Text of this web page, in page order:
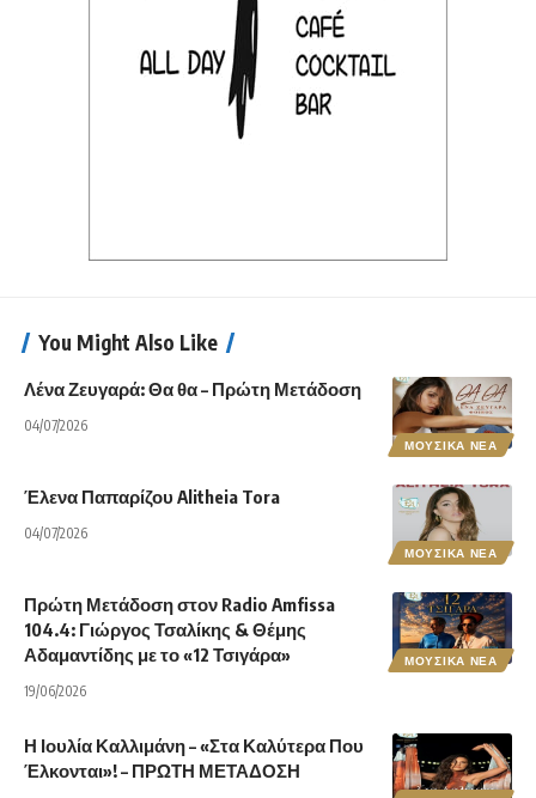
You Might Also Like
ΜΟΥΣΙΚΑ ΝΕΑ
Λένα Ζευγαρά: Θα θα – Πρώτη Μετάδοση
04/07/2026
ΜΟΥΣΙΚΑ ΝΕΑ
Έλενα Παπαρίζου Alitheia Tora
04/07/2026
ΜΟΥΣΙΚΑ ΝΕΑ
Πρώτη Μετάδοση στον Radio Amfissa
104.4: Γιώργος Τσαλίκης & Θέμης
Αδαμαντίδης με το «12 Τσιγάρα»
19/06/2026
Η Ιουλία Καλλιμάνη – «Στα Καλύτερα Που
Έλκονται»! – ΠΡΩΤΗ ΜΕΤΑΔΟΣΗ